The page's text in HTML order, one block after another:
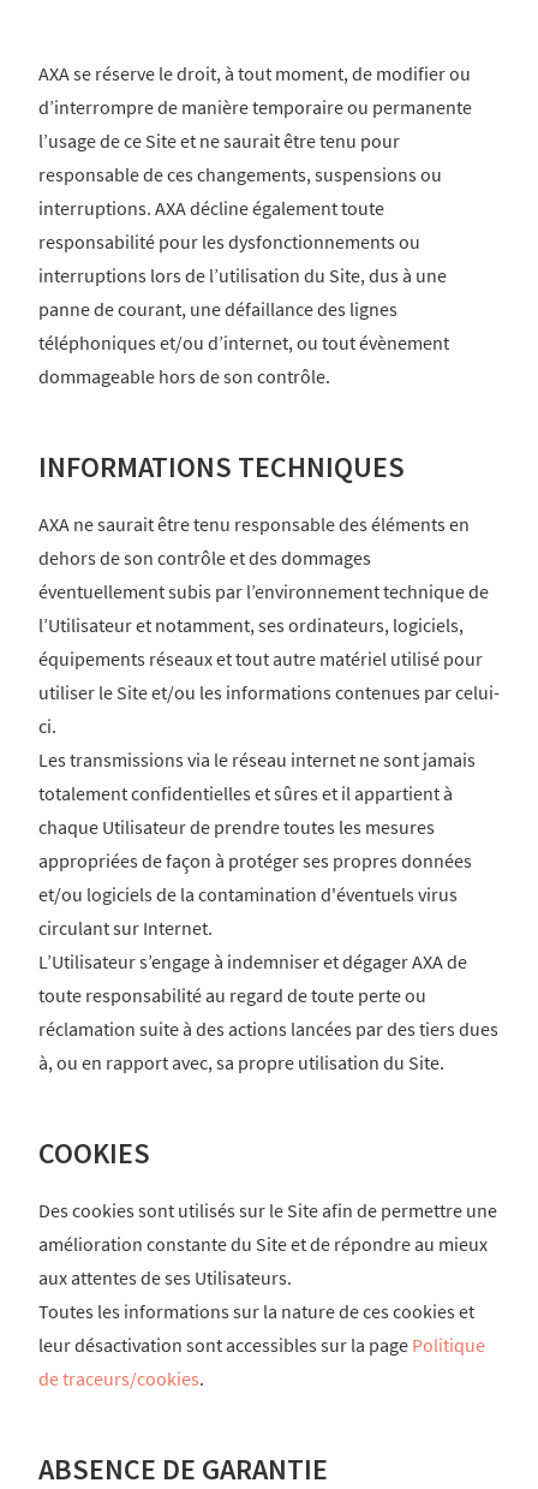
AXA se réserve le droit, à tout moment, de modifier ou
d’interrompre de manière temporaire ou permanente
l’usage de ce Site et ne saurait être tenu pour
responsable de ces changements, suspensions ou
interruptions. AXA décline également toute
responsabilité pour les dysfonctionnements ou
interruptions lors de l’utilisation du Site, dus à une
panne de courant, une défaillance des lignes
téléphoniques et/ou d’internet, ou tout évènement
dommageable hors de son contrôle.
INFORMATIONS TECHNIQUES
AXA ne saurait être tenu responsable des éléments en
dehors de son contrôle et des dommages
éventuellement subis par l’environnement technique de
l’Utilisateur et notamment, ses ordinateurs, logiciels,
équipements réseaux et tout autre matériel utilisé pour
utiliser le Site et/ou les informations contenues par celui-
ci.
Les transmissions via le réseau internet ne sont jamais
totalement confidentielles et sûres et il appartient à
chaque Utilisateur de prendre toutes les mesures
appropriées de façon à protéger ses propres données
et/ou logiciels de la contamination d'éventuels virus
circulant sur Internet.
L’Utilisateur s’engage à indemniser et dégager AXA de
toute responsabilité au regard de toute perte ou
réclamation suite à des actions lancées par des tiers dues
à, ou en rapport avec, sa propre utilisation du Site.
COOKIES
Des cookies sont utilisés sur le Site afin de permettre une
amélioration constante du Site et de répondre au mieux
aux attentes de ses Utilisateurs.
Toutes les informations sur la nature de ces cookies et
leur désactivation sont accessibles sur la page Politique
de traceurs/cookies.
ABSENCE DE GARANTIE